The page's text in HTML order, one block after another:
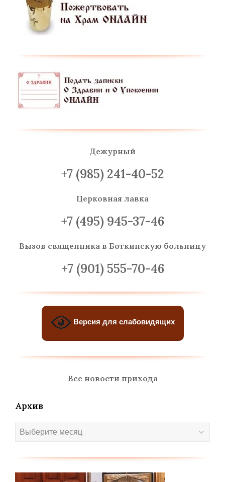
Дежурный
+7 (985) 241-40-52
Церковная лавка
+7 (495) 945-37-46
Вызов священника в Боткинскую больницу
+7 (901) 555-70-46
Версия для слабовидящих
Все новости прихода
Архив
Архив